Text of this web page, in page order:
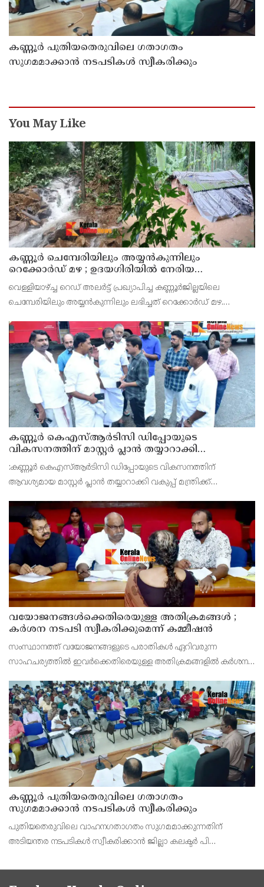
കണ്ണൂർ പുതിയതെരുവിലെ ഗതാഗതം
സുഗമമാക്കാന്‍ നടപടികള്‍ സ്വീകരിക്കും
You May Like
കണ്ണൂർ ചെമ്പേരിയിലും അയ്യൻകുന്നിലും
റെക്കോർഡ് മഴ ; ഉദയഗിരിയിൽ നേരിയ
ഉരുൾപൊട്ടൽ; 13 പേരെ ക്യാമ്പിലേക്ക് മാറ്റി
വെള്ളിയാഴ്ച്ച റെഡ് അലർട്ട് പ്രഖ്യാപിച്ച കണ്ണൂർജില്ലയിലെ
ചെമ്പേരിയിലും അയ്യൻകുന്നിലും ലഭിച്ചത് റെക്കോർഡ് മഴ.
മില്ലിമീറ്റർ മഴ ആ സമയം സംസ്ഥാനത്ത
കണ്ണൂർ കെഎസ്ആർടിസി ഡിപ്പോയുടെ
വികസനത്തിന് മാസ്റ്റർ പ്ലാൻ തയ്യാറാക്കി
സമർപ്പിക്കും : ടി ഒ മോഹനൻ എം എൽ എ
:കണ്ണൂർ കെഎസ്ആർടിസി ഡിപ്പോയുടെ വികസനത്തിന്
ആവശ്യമായ മാസ്റ്റർ പ്ലാൻ തയ്യാറാക്കി വകുപ്പ് മന്ത്രിക്ക്
ഡിപ്പോയ്ക്ക് നാല് ഏക്കറിൽ അധികം വരുന്ന സ്ഥലമുണ്ട്
വയോജനങ്ങൾക്കെതിരെയുള്ള അതിക്രമങ്ങൾ ;
കർശന നടപടി സ്വീകരിക്കുമെന്ന് കമ്മീഷൻ
സംസ്ഥാനത്ത് വയോജനങ്ങളുടെ പരാതികൾ ഏറിവരുന്ന
സാഹചര്യത്തിൽ ഇവർക്കെതിരെയുള്ള അതിക്രമങ്ങളിൽ കർശന
കെ. സോമപ്രസാദ്.
കണ്ണൂർ പുതിയതെരുവിലെ ഗതാഗതം
സുഗമമാക്കാന്‍ നടപടികള്‍ സ്വീകരിക്കും
പുതിയതെരുവിലെ വാഹനഗതാഗതം സുഗമമാക്കുന്നതിന്
അടിയന്തര നടപടികള്‍ സ്വീകരിക്കാന്‍ ജില്ലാ കലക്ടര്‍ പി